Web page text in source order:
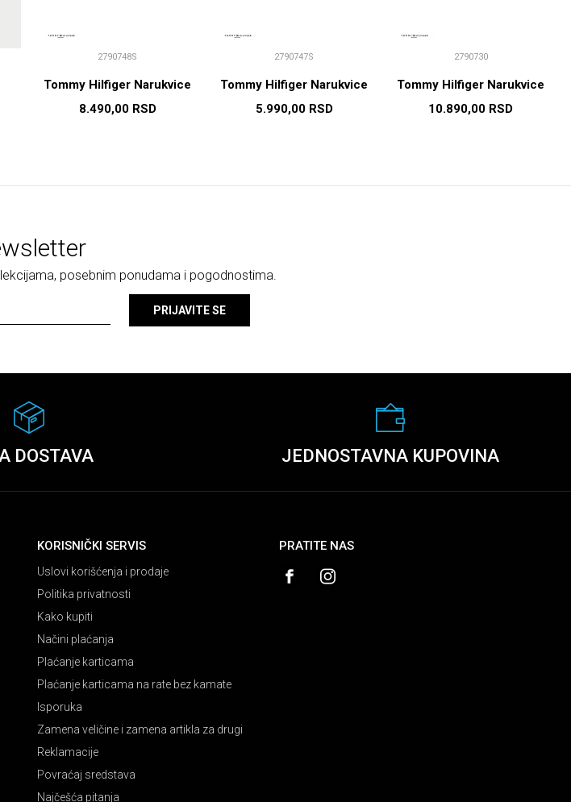
2790748S
Tommy Hilfiger Narukvice
8.490,00 RSD
2790747S
Tommy Hilfiger Narukvice
5.990,00 RSD
2790730
Tommy Hilfiger Narukvice
10.890,00 RSD
posebnim ponudama i pogodnostima.
PRIJAVITE SE
DOSTAVA JEDNOSTAVNA KUPOVINA
KORISNIČKI SERVIS
Uslovi korišćenja i prodaje
Politika privatnosti
Kako kupiti
Načini plaćanja
Plaćanje karticama
Plaćanje karticama na rate bez kamate
Isporuka
Zamena veličine i zamena artikla za drugi
Reklamacije
Povraćaj sredstava
Najčešća pitanja
PRATITE NAS